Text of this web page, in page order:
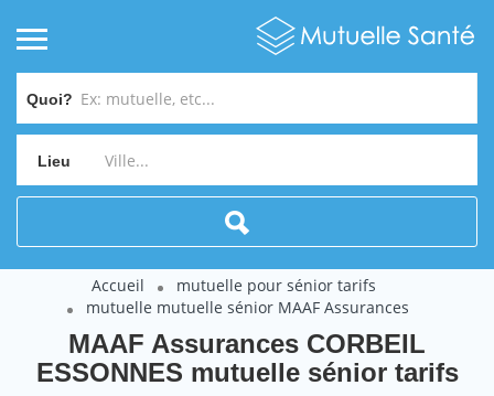
Quoi?
Lieu
Accueil
mutuelle pour sénior tarifs
mutuelle mutuelle sénior MAAF Assurances
MAAF Assurances CORBEIL
ESSONNES mutuelle sénior tarifs